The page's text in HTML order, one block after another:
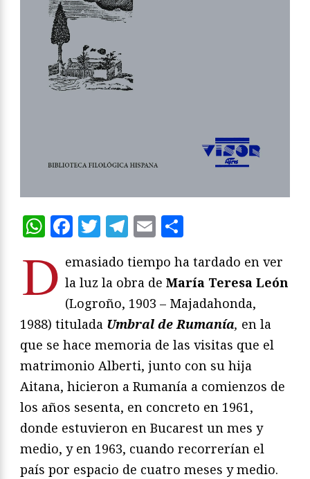
WhatsApp
Facebook
Twitter
Telegram
Email
D emasiado tiempo ha tardado en ver
la luz la obra de María Teresa León
(Logroño, 1903 – Majadahonda,
1988) titulada Umbral de Rumanía, en la
que se hace memoria de las visitas que el
matrimonio Alberti, junto con su hija
Aitana, hicieron a Rumanía a comienzos de
los años sesenta, en concreto en 1961,
donde estuvieron en Bucarest un mes y
medio, y en 1963, cuando recorrerían el
país por espacio de cuatro meses y medio.